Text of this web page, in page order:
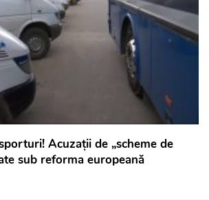
Acuzații de „scheme de
sub reforma europeană